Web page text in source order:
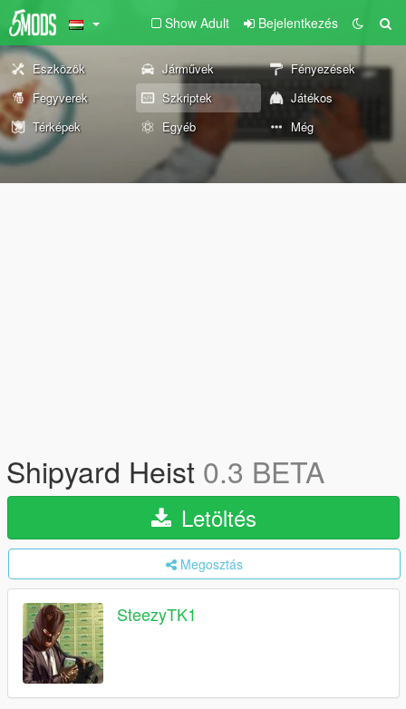
Show Adult Bejelentkezés
Eszközök Járművek
Fényezések
Fegyverek
Szkriptek
Játékos
Térképek
Egyéb Még
Shipyard Heist 0.3 BETA
Letöltés
Megosztás
SteezyTK1